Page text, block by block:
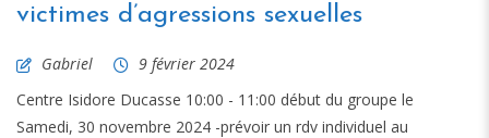
victimes d’agressions sexuelles
Gabriel
9 février 2024
Centre Isidore Ducasse 10:00 - 11:00 début du groupe le
Samedi, 30 novembre 2024 -prévoir un rdv individuel au